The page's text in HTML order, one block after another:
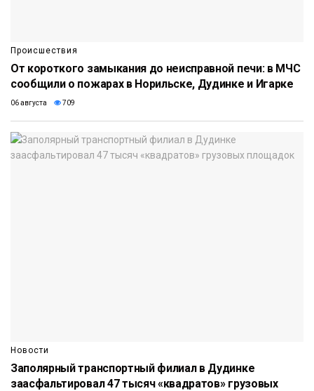
Происшествия
От короткого замыкания до неисправной печи: в МЧС
сообщили о пожарах в Норильске, Дудинке и Игарке
06 августа 709
Новости
Заполярный транспортный филиал в Дудинке
заасфальтировал 47 тысяч «квадратов» грузовых